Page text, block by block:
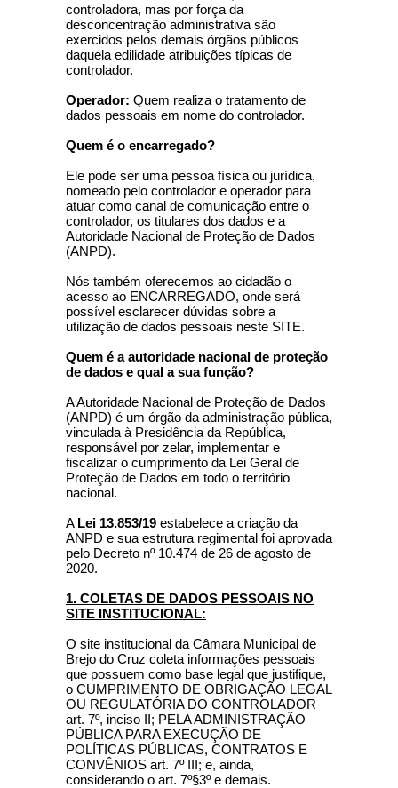
controladora, mas por força da
desconcentração administrativa são
exercidos pelos demais órgãos públicos
daquela edilidade atribuições típicas de
controlador.
Operador: Quem realiza o tratamento de
dados pessoais em nome do controlador.
Quem é o encarregado?
Ele pode ser uma pessoa física ou jurídica,
nomeado pelo controlador e operador para
atuar como canal de comunicação entre o
controlador, os titulares dos dados e a
Autoridade Nacional de Proteção de Dados
(ANPD).
Nós também oferecemos ao cidadão o
acesso ao ENCARREGADO, onde será
possível esclarecer dúvidas sobre a
utilização de dados pessoais neste SITE.
Quem é a autoridade nacional de proteção
de dados e qual a sua função?
A Autoridade Nacional de Proteção de Dados
(ANPD) é um órgão da administração pública,
vinculada à Presidência da República,
responsável por zelar, implementar e
fiscalizar o cumprimento da Lei Geral de
Proteção de Dados em todo o território
nacional.
A Lei 13.853/19 estabelece a criação da
ANPD e sua estrutura regimental foi aprovada
pelo Decreto nº 10.474 de 26 de agosto de
2020.
1. COLETAS DE DADOS PESSOAIS NO
SITE INSTITUCIONAL:
O site institucional da Câmara Municipal de
Brejo do Cruz coleta informações pessoais
que possuem como base legal que justifique,
o CUMPRIMENTO DE OBRIGAÇÃO LEGAL
OU REGULATÓRIA DO CONTROLADOR
art. 7º, inciso II; PELA ADMINISTRAÇÃO
PÚBLICA PARA EXECUÇÃO DE
POLÍTICAS PÚBLICAS, CONTRATOS E
CONVÊNIOS art. 7º III; e, ainda,
considerando o art. 7º§3º e demais.